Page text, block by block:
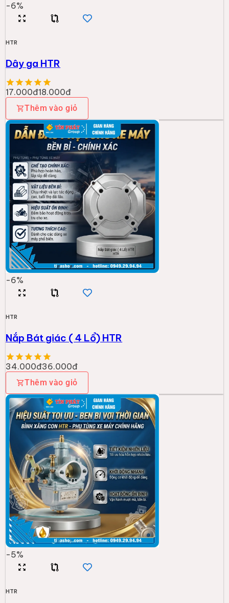
-6%
HTR
Dây ga HTR
17.000đ18.000đ
Thêm vào giỏ
-6%
HTR
Nắp Bát giác ( 4 Lổ) HTR
34.000đ36.000đ
Thêm vào giỏ
-5%
HTR